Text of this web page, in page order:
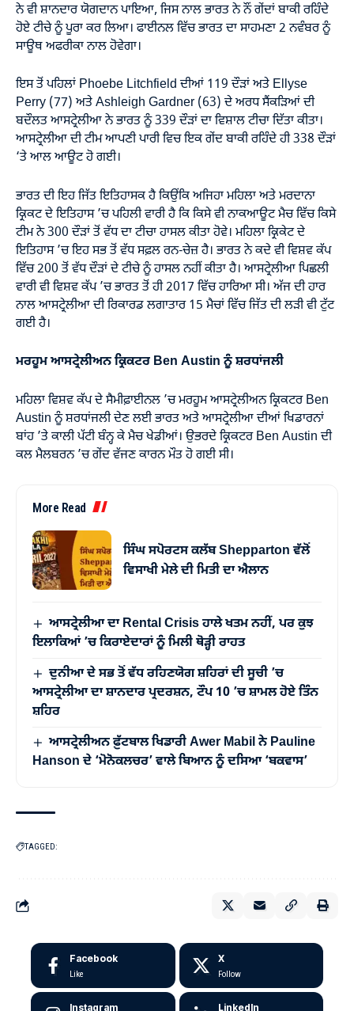
ਨੇ ਵੀ ਸ਼ਾਨਦਾਰ ਯੋਗਦਾਨ ਪਾਇਆ, ਜਿਸ ਨਾਲ ਭਾਰਤ ਨੇ ਨੌਂ ਗੇਂਦਾਂ ਬਾਕੀ ਰਹਿੰਦੇ
ਹੋਏ ਟੀਚੇ ਨੂੰ ਪੂਰਾ ਕਰ ਲਿਆ। ਫਾਈਨਲ ਵਿੱਚ ਭਾਰਤ ਦਾ ਸਾਹਮਣਾ 2 ਨਵੰਬਰ ਨੂੰ
ਸਾਊਥ ਅਫਰੀਕਾ ਨਾਲ ਹੋਵੇਗਾ।
ਇਸ ਤੋਂ ਪਹਿਲਾਂ Phoebe Litchfield ਦੀਆਂ 119 ਦੌੜਾਂ ਅਤੇ Ellyse
Perry (77) ਅਤੇ Ashleigh Gardner (63) ਦੇ ਅਰਧ ਸੈਂਕੜਿਆਂ ਦੀ
ਬਦੌਲਤ ਆਸਟ੍ਰੇਲੀਆ ਨੇ ਭਾਰਤ ਨੂੰ 339 ਦੌੜਾਂ ਦਾ ਵਿਸ਼ਾਲ ਟੀਚਾ ਦਿੱਤਾ ਕੀਤਾ।
ਆਸਟ੍ਰੇਲੀਆ ਦੀ ਟੀਮ ਆਪਣੀ ਪਾਰੀ ਵਿਚ ਇਕ ਗੇਂਦ ਬਾਕੀ ਰਹਿੰਦੇ ਹੀ 338 ਦੌੜਾਂ
‘ਤੇ ਆਲ ਆਊਟ ਹੋ ਗਈ।
ਭਾਰਤ ਦੀ ਇਹ ਜਿੱਤ ਇਤਿਹਾਸਕ ਹੈ ਕਿਉਂਕਿ ਅਜਿਹਾ ਮਹਿਲਾ ਅਤੇ ਮਰਦਾਨਾ
ਕ੍ਰਿਕਟ ਦੇ ਇਤਿਹਾਸ ’ਚ ਪਹਿਲੀ ਵਾਰੀ ਹੈ ਕਿ ਕਿਸੇ ਵੀ ਨਾਕਆਊਟ ਮੈਚ ਵਿੱਚ ਕਿਸੇ
ਟੀਮ ਨੇ 300 ਦੌੜਾਂ ਤੋਂ ਵੱਧ ਦਾ ਟੀਚਾ ਹਾਸਲ ਕੀਤਾ ਹੋਵੇ। ਮਹਿਲਾ ਕ੍ਰਿਕੇਟ ਦੇ
ਇਤਿਹਾਸ ’ਚ ਇਹ ਸਭ ਤੋਂ ਵੱਧ ਸਫ਼ਲ ਰਨ-ਚੇਜ਼ ਹੈ। ਭਾਰਤ ਨੇ ਕਦੇ ਵੀ ਵਿਸ਼ਵ ਕੱਪ
ਵਿੱਚ 200 ਤੋਂ ਵੱਧ ਦੌੜਾਂ ਦੇ ਟੀਚੇ ਨੂੰ ਹਾਸਲ ਨਹੀਂ ਕੀਤਾ ਹੈ। ਆਸਟ੍ਰੇਲੀਆ ਪਿਛਲੀ
ਵਾਰੀ ਵੀ ਵਿਸ਼ਵ ਕੱਪ ’ਚ ਭਾਰਤ ਤੋਂ ਹੀ 2017 ਵਿੱਚ ਹਾਰਿਆ ਸੀ। ਅੱਜ ਦੀ ਹਾਰ
ਨਾਲ ਆਸਟ੍ਰੇਲੀਆ ਦੀ ਰਿਕਾਰਡ ਲਗਾਤਾਰ 15 ਮੈਚਾਂ ਵਿੱਚ ਜਿੱਤ ਦੀ ਲੜੀ ਵੀ ਟੁੱਟ
ਗਈ ਹੈ।
ਮਰਹੂਮ ਆਸਟ੍ਰੇਲੀਅਨ ਕ੍ਰਿਕਟਰ Ben Austin ਨੂੰ ਸ਼ਰਧਾਂਜਲੀ
ਮਹਿਲਾ ਵਿਸ਼ਵ ਕੱਪ ਦੇ ਸੈਮੀਫ਼ਾਈਨਲ ’ਚ ਮਰਹੂਮ ਆਸਟ੍ਰੇਲੀਅਨ ਕ੍ਰਿਕਟਰ Ben
Austin ਨੂੰ ਸ਼ਰਧਾਂਜਲੀ ਦੇਣ ਲਈ ਭਾਰਤ ਅਤੇ ਆਸਟ੍ਰੇਲੀਆ ਦੀਆਂ ਖਿਡਾਰਨਾਂ
ਬਾਂਹ ’ਤੇ ਕਾਲੀ ਪੱਟੀ ਬੰਨ੍ਹ ਕੇ ਮੈਚ ਖੇਡੀਆਂ। ਉਭਰਦੇ ਕ੍ਰਿਕਟਰ Ben Austin ਦੀ
ਕਲ ਮੈਲਬਰਨ ’ਚ ਗੇਂਦ ਵੱਜਣ ਕਾਰਨ ਮੌਤ ਹੋ ਗਈ ਸੀ।
More Read
ਸਿੰਘ ਸਪੋਰਟਸ ਕਲੱਬ Shepparton ਵੱਲੋਂ
ਵਿਸਾਖੀ ਮੇਲੇ ਦੀ ਮਿਤੀ ਦਾ ਐਲਾਨ
ਆਸਟ੍ਰੇਲੀਆ ਦਾ Rental Crisis ਹਾਲੇ ਖਤਮ ਨਹੀਂ, ਪਰ ਕੁਝ
ਇਲਾਕਿਆਂ ’ਚ ਕਿਰਾਏਦਾਰਾਂ ਨੂੰ ਮਿਲੀ ਥੋੜ੍ਹੀ ਰਾਹਤ
ਦੁਨੀਆ ਦੇ ਸਭ ਤੋਂ ਵੱਧ ਰਹਿਣਯੋਗ ਸ਼ਹਿਰਾਂ ਦੀ ਸੂਚੀ ’ਚ
ਆਸਟ੍ਰੇਲੀਆ ਦਾ ਸ਼ਾਨਦਾਰ ਪ੍ਰਦਰਸ਼ਨ, ਟੌਪ 10 ’ਚ ਸ਼ਾਮਲ ਹੋਏ ਤਿੰਨ
ਸ਼ਹਿਰ
ਆਸਟ੍ਰੇਲੀਅਨ ਫ਼ੁੱਟਬਾਲ ਖਿਡਾਰੀ Awer Mabil ਨੇ Pauline
Hanson ਦੇ ‘ਮੋਨੋਕਲਚਰ’ ਵਾਲੇ ਬਿਆਨ ਨੂੰ ਦਸਿਆ ‘ਬਕਵਾਸ’
TAGGED:
Facebook
Like
X
Follow
Instagram LinkedIn